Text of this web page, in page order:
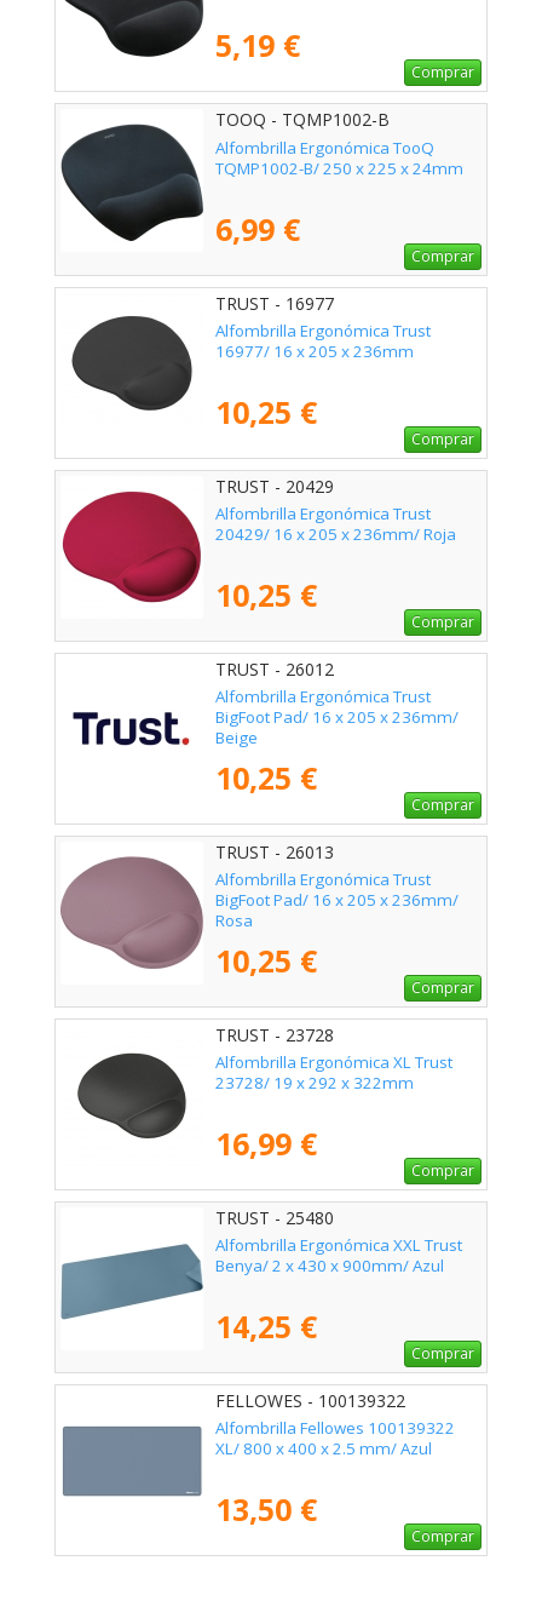
5,19 €
Comprar
TOOQ - TQMP1002-B
Alfombrilla Ergonómica TooQ
TQMP1002-B/ 250 x 225 x 24mm
6,99 €
Comprar
TRUST - 16977
Alfombrilla Ergonómica Trust
16977/ 16 x 205 x 236mm
10,25 €
Comprar
TRUST - 20429
Alfombrilla Ergonómica Trust
20429/ 16 x 205 x 236mm/ Roja
10,25 €
Comprar
TRUST - 26012
Alfombrilla Ergonómica Trust
BigFoot Pad/ 16 x 205 x 236mm/
Beige
10,25 €
Comprar
TRUST - 26013
Alfombrilla Ergonómica Trust
BigFoot Pad/ 16 x 205 x 236mm/
Rosa
10,25 €
Comprar
TRUST - 23728
Alfombrilla Ergonómica XL Trust
23728/ 19 x 292 x 322mm
16,99 €
Comprar
TRUST - 25480
Alfombrilla Ergonómica XXL Trust
Benya/ 2 x 430 x 900mm/ Azul
14,25 €
Comprar
FELLOWES - 100139322
Alfombrilla Fellowes 100139322
XL/ 800 x 400 x 2.5 mm/ Azul
13,50 €
Comprar